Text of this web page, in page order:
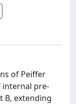
of Peiffer
pre-
B, extending